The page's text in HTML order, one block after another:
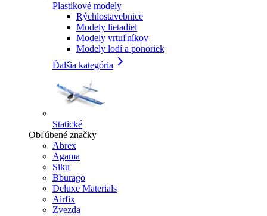
Plastikové modely
Rýchlostavebnice
Modely lietadiel
Modely vrtuľníkov
Modely lodí a ponoriek
Ďalšia kategória
Statické
Obľúbené značky
Abrex
Agama
Siku
Bburago
Deluxe Materials
Airfix
Zvezda